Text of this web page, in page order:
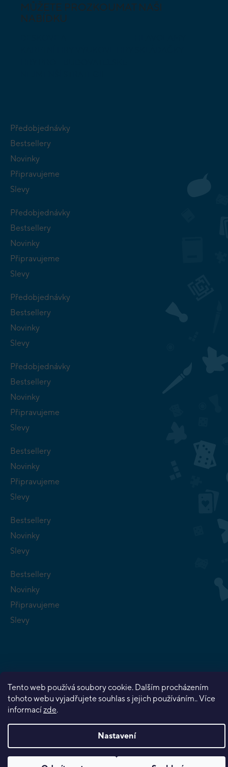
Tento web používá soubory cookie. Dalším procházením
tohoto webu vyjadřujete souhlas s jejich používáním.. Více
informacízde.
Nastavení
MŮŽETE PROZKOUMAT NAŠI
NABÍDKU
Předobjednávky
Bestsellery
Novinky
Připravujeme
Slevy
Předobjednávky
Bestsellery
Novinky
Připravujeme
Slevy
Předobjednávky
Bestsellery
Novinky
Slevy
Předobjednávky
Bestsellery
Novinky
Připravujeme
Slevy
Bestsellery
Novinky
Připravujeme
Slevy
Bestsellery
Novinky
Slevy
Bestsellery
Novinky
Připravujeme
Slevy
Vytvořil Shoptet Premium
Copyright 2026Planeta her. Všechna práva vyhrazena.